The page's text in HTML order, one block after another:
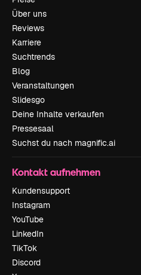
Über uns
Reviews
Karriere
Suchtrends
Blog
Veranstaltungen
Slidesgo
Deine Inhalte verkaufen
Pressesaal
Suchst du nach magnific.ai
Kontakt aufnehmen
Kundensupport
Instagram
YouTube
LinkedIn
TikTok
Discord